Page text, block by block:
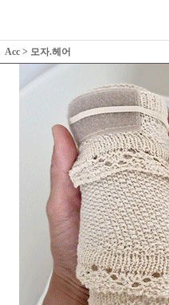
Acc > 모자.헤어